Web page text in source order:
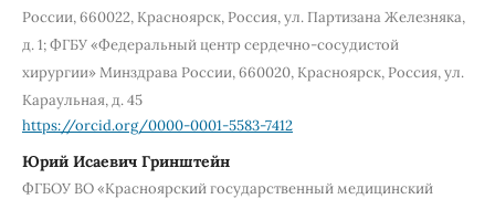
России, 660022, Красноярск, Россия, ул. Партизана Железняка,
д. 1; ФГБУ «Федеральный центр сердечно-сосудистой
хирургии» Минздрава России, 660020, Красноярск, Россия, ул.
Караульная, д. 45
https://orcid.org/0000-0001-5583-7412
Юрий Исаевич Гринштейн
ФГБОУ ВО «Красноярский государственный медицинский